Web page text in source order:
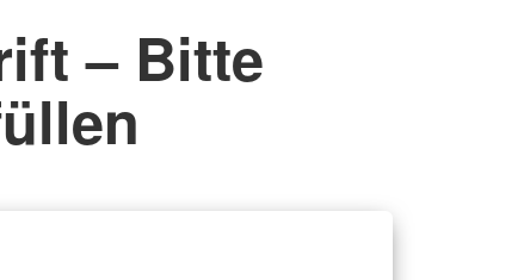
– Bitte